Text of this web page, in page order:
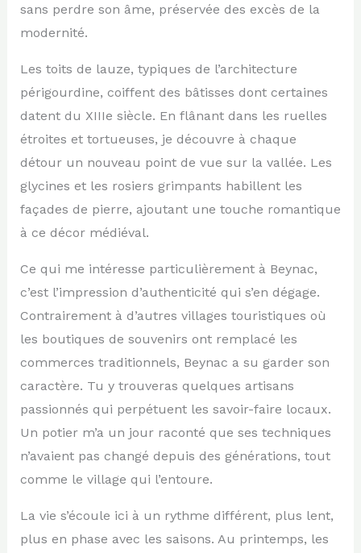
sans perdre son âme, préservée des excès de la
modernité.
Les toits de lauze, typiques de l’architecture
périgourdine, coiffent des bâtisses dont certaines
datent du XIIIe siècle. En flânant dans les ruelles
étroites et tortueuses, je découvre à chaque
détour un nouveau point de vue sur la vallée. Les
glycines et les rosiers grimpants habillent les
façades de pierre, ajoutant une touche romantique
à ce décor médiéval.
Ce qui me intéresse particulièrement à Beynac,
c’est l’impression d’authenticité qui s’en dégage.
Contrairement à d’autres villages touristiques où
les boutiques de souvenirs ont remplacé les
commerces traditionnels, Beynac a su garder son
caractère. Tu y trouveras quelques artisans
passionnés qui perpétuent les savoir-faire locaux.
Un potier m’a un jour raconté que ses techniques
n’avaient pas changé depuis des générations, tout
comme le village qui l’entoure.
La vie s’écoule ici à un rythme différent, plus lent,
plus en phase avec les saisons. Au printemps, les